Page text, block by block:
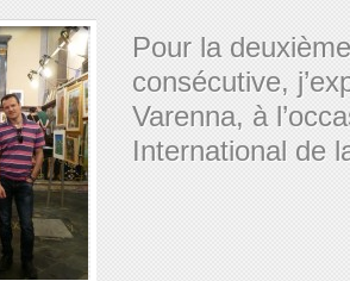
Pour la
consécutive,
Varenna, à
International de